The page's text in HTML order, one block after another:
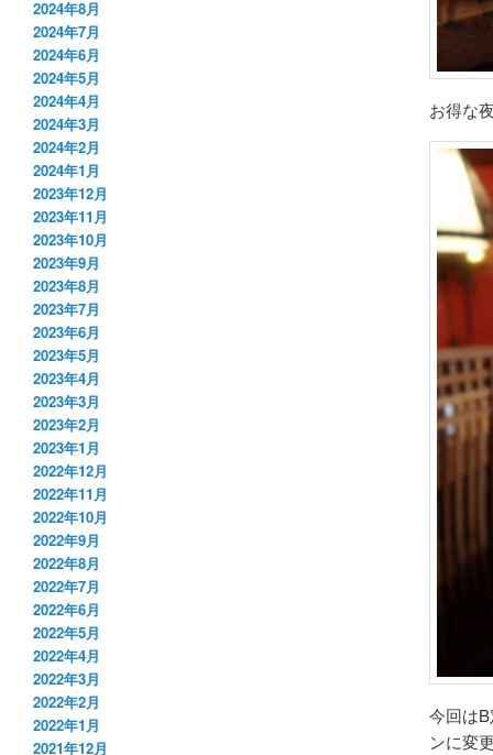
お得な
今回は
ンに変
2024年8月
2024年7月
2024年6月
2024年5月
2024年4月
2024年3月
2024年2月
2024年1月
2023年12月
2023年11月
2023年10月
2023年9月
2023年8月
2023年7月
2023年6月
2023年5月
2023年4月
2023年3月
2023年2月
2023年1月
2022年12月
2022年11月
2022年10月
2022年9月
2022年8月
2022年7月
2022年6月
2022年5月
2022年4月
2022年3月
2022年2月
2022年1月
2021年12月